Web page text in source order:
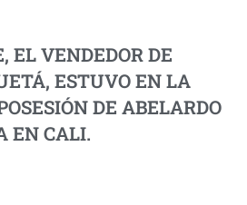
EL VENDEDOR DE
ESTUVO EN LA
DE ABELARDO
EN CALI.